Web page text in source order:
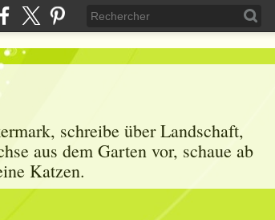
schreibe über Landschaft,
aus dem Garten vor, schaue ab
Katzen.